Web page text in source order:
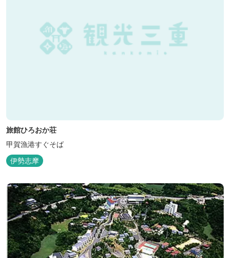
旅館ひろおか荘
甲賀漁港すぐそば
伊勢志摩